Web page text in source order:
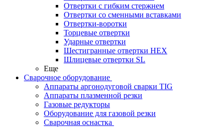
Отвертки с гибким стержнем
Отвертки со сменными вставками
Отвертки-воротки
Торцевые отвертки
Ударные отвертки
Шестигранные отвертки HEX
Шлицевые отвертки SL
Еще
Сварочное оборудование
Аппараты аргонодуговой сварки TIG
Аппараты плазменной резки
Газовые редукторы
Оборудование для газовой резки
Сварочная оснастка